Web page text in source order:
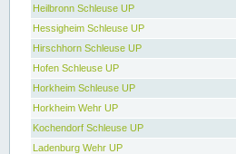
Heilbronn Schleuse UP
Hessigheim Schleuse UP
Hirschhorn Schleuse UP
Hofen Schleuse UP
Horkheim Schleuse UP
Horkheim Wehr UP
Kochendorf Schleuse UP
Ladenburg Wehr UP